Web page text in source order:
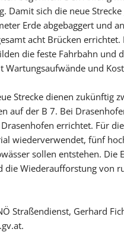
Damit sich die neue
Erde abgebaggert und
acht Brücken errichtet.
die feste Fahrbahn und
und
Strecke dienen zukünftig
auf der B 7. Bei
errichtet. Für
wiederverwendet, fünf
sollen entstehen.
die Wiederaufforstung von
Straßendienst, Gerhard